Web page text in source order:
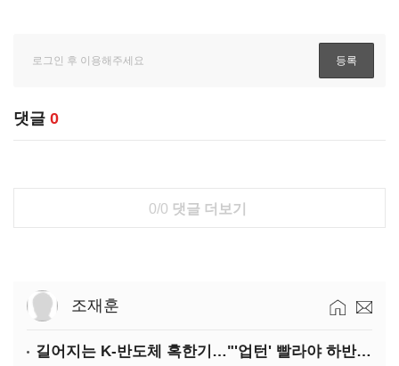
댓글 0
0/0 댓글 더보기
조재훈
길어지는 K-반도체 혹한기…"'업턴' 빨라야 하반기"